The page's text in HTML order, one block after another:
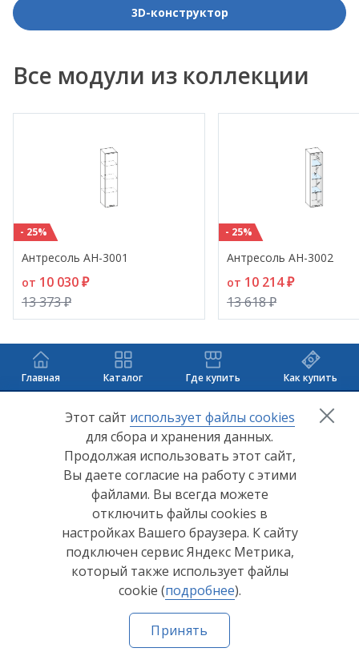
3D-конструктор
Все модули из коллекции
- 25%
Антресоль АН-3001
от 10 030 ₽
13 373 ₽
- 25%
Антресоль АН-3002
от 10 214 ₽
13 618 ₽
Главная Каталог Где купить Как купить
+7 (8412) 65-33-00
info@lerom.ru
Согласие на обработку персональных данных
Политика конфиденциальности
Согласие на обработку персональных данных Яндекс
© ООО "Мебельная компания "Лером" 2026
Пенза-Онлайн
Этот сайт использует файлы cookies
для сбора и хранения данных.
Продолжая использовать этот сайт,
Вы даете согласие на работу с этими
файлами. Вы всегда можете
отключить файлы cookies в
настройках Вашего браузера. К сайту
подключен сервис Яндекс Метрика,
который также использует файлы
cookie (подробнее).
Принять